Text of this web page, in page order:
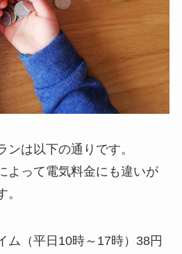
は以下の通りです。
よって電気料金にも違いが
（平日10時～17時） 38円